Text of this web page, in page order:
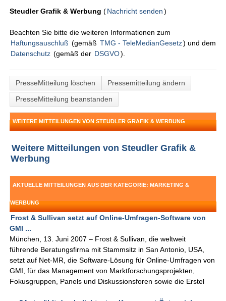
Steudler Grafik & Werbung (Nachricht senden )
Beachten Sie bitte die weiteren Informationen zum
Haftungsauschluß (gemäß TMG - TeleMedianGesetz) und dem
Datenschutz (gemäß der DSGVO).
PresseMitteilung löschen
Pressemitteilung ändern
PresseMitteilung beanstanden
WEITERE MITTEILUNGEN VON STEUDLER GRAFIK & WERBUNG
Weitere Mitteilungen von Steudler Grafik &
Werbung
AKTUELLE MITTEILUNGEN AUS DER KATEGORIE: MARKETING &
WERBUNG
Frost & Sullivan setzt auf Online-Umfragen-Software von
GMI ...
München, 13. Juni 2007 – Frost & Sullivan, die weltweit
führende Beratungsfirma mit Stammsitz in San Antonio, USA,
setzt auf Net-MR, die Software-Lösung für Online-Umfragen von
GMI, für das Management von Marktforschungsprojekten,
Fokusgruppen, Panels und Diskussionsforen sowie die Erstel